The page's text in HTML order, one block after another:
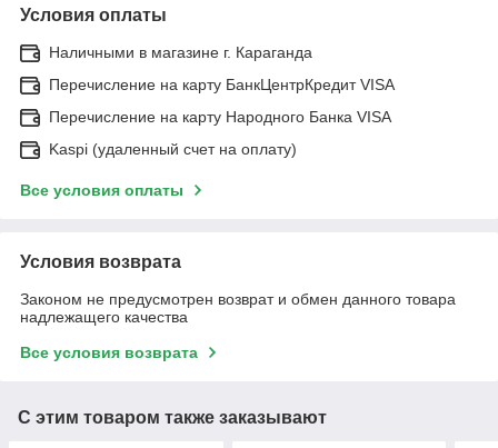
Условия оплаты
Наличными в магазине г. Караганда
Перечисление на карту БанкЦентрКредит VISA
Перечисление на карту Народного Банка VISA
Kaspi (удаленный счет на оплату)
Все условия оплаты
Условия возврата
Законом не предусмотрен возврат и обмен данного товара
надлежащего качества
Все условия возврата
С этим товаром также заказывают